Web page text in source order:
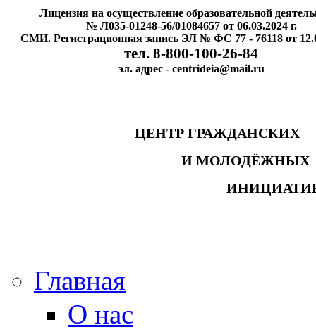
Лицензия на осуществление образовательной
№ Л035-01248-56/01084657 от 06.03.2024 г.
СМИ. Регистрационная запись ЭЛ № ФС 77 - 76118 от
тел. 8-800-100-26-84
эл. адрес - centrideia@mail.ru
ЦЕНТР
И
Главная
О нас